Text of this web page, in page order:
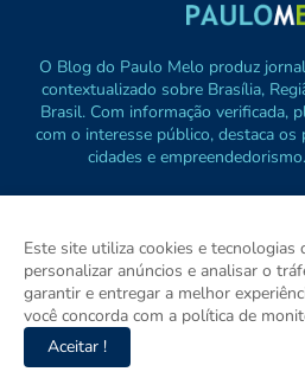
O Blog do Paulo Melo produz
contextualizado sobre Brasília,
Brasil. Com informação verificada,
com o interesse público, destaca
cidades e
Este site utiliza cookies e tecnologias
personalizar anúncios e analisar o
garantir e entregar a melhor
você concorda com a política de
Aceitar !